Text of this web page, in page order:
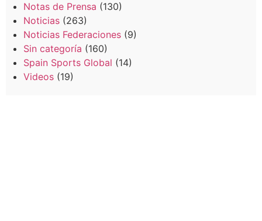
Notas de Prensa (130)
Noticias (263)
Noticias Federaciones (9)
Sin categoría (160)
Spain Sports Global (14)
Videos (19)